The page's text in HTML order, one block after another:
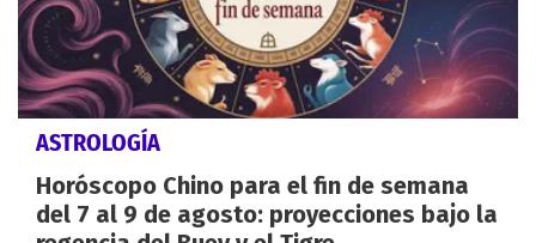
ASTROLOGÍA
Horóscopo Chino para el fin de semana
del 7 al 9 de agosto: proyecciones bajo la